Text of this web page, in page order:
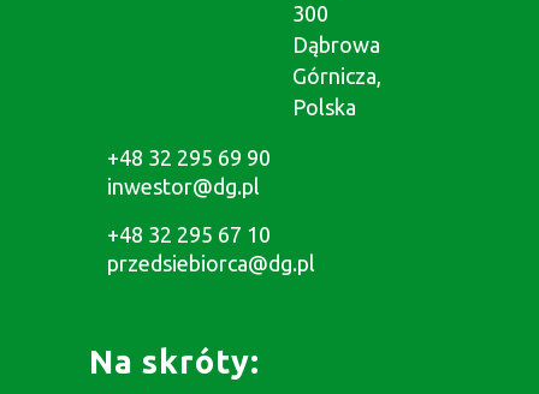
300
Dąbrowa
Górnicza,
Polska
+48 32 295 69 90
inwestor@dg.pl
+48 32 295 67 10
przedsiebiorca@dg.pl
Na skróty: